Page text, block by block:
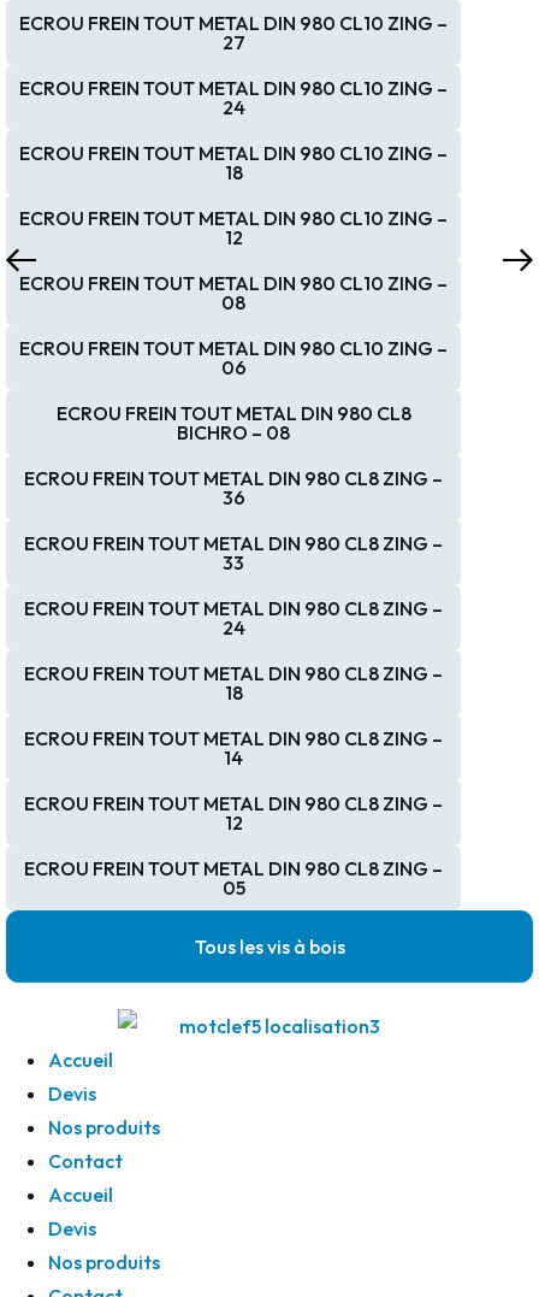
ECROU FREIN TOUT METAL DIN 980 CL10 ZING –
27
ECROU FREIN TOUT METAL DIN 980 CL10 ZING –
24
ECROU FREIN TOUT METAL DIN 980 CL10 ZING –
18
ECROU FREIN TOUT METAL DIN 980 CL10 ZING –
12
ECROU FREIN TOUT METAL DIN 980 CL10 ZING –
08
ECROU FREIN TOUT METAL DIN 980 CL10 ZING –
06
ECROU FREIN TOUT METAL DIN 980 CL8
BICHRO – 08
ECROU FREIN TOUT METAL DIN 980 CL8 ZING –
36
ECROU FREIN TOUT METAL DIN 980 CL8 ZING –
33
ECROU FREIN TOUT METAL DIN 980 CL8 ZING –
24
ECROU FREIN TOUT METAL DIN 980 CL8 ZING –
18
ECROU FREIN TOUT METAL DIN 980 CL8 ZING –
14
ECROU FREIN TOUT METAL DIN 980 CL8 ZING –
12
ECROU FREIN TOUT METAL DIN 980 CL8 ZING –
05
Tous les vis à bois
Accueil
Devis
Nos produits
Contact
Accueil
Devis
Nos produits